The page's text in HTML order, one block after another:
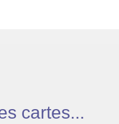
cartes...